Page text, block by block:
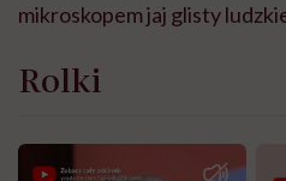
mikroskopem jaj glisty
Rolki